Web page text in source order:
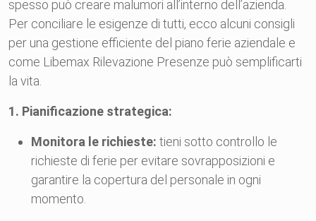
spesso può creare malumori all’interno dell’azienda.
Per conciliare le esigenze di tutti, ecco alcuni consigli
per una gestione efficiente del piano ferie aziendale e
come Libemax Rilevazione Presenze può semplificarti
la vita.
1. Pianificazione strategica:
Monitora le richieste: tieni sotto controllo le
richieste di ferie per evitare sovrapposizioni e
garantire la copertura del personale in ogni
momento.